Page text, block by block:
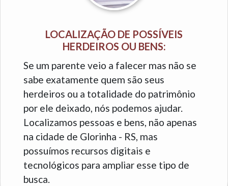
LOCALIZAÇÃO DE POSSÍVEIS
HERDEIROS OU BENS:
Se um parente veio a falecer mas não se
sabe exatamente quem são seus
herdeiros ou a totalidade do patrimônio
por ele deixado, nós podemos ajudar.
Localizamos pessoas e bens, não apenas
na cidade de Glorinha - RS, mas
possuímos recursos digitais e
tecnológicos para ampliar esse tipo de
busca.